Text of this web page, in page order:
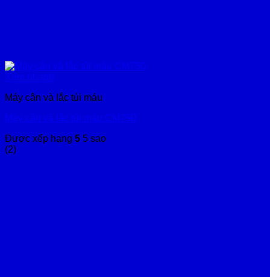
Xem nhanh
Máy cân và lắc túi máu
Máy cân và lắc túi máu CM750
Được xếp hạng 5 5 sao
(2)